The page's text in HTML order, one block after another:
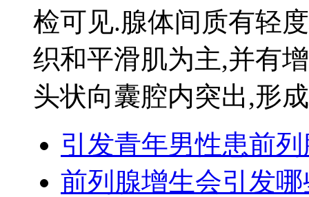
检可见.腺体间质有轻
织和平滑肌为主,并有
头状向囊腔内突出,形
引发青年男性患前
前列腺增生会引发